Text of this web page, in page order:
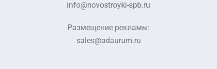
info@novostroyki-spb.ru
Размещение рекламы:
sales@adaurum.ru